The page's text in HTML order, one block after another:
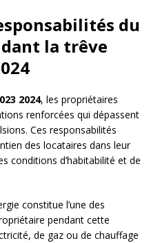
du
la trêve
2024, les propriétaires
renforcées qui dépassent
Ces responsabilités
des locataires dans leur
conditions d’habitabilité et de
constitue l’une des
pendant cette
de gaz ou de chauffage